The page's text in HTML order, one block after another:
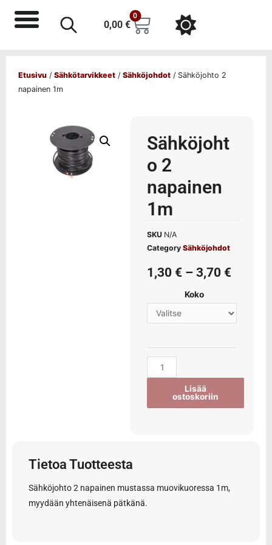
0,00 €
0
Etusivu / Sähkötarvikkeet / Sähköjohdot / Sähköjohto 2
napainen 1m
Sähköjoht
o 2
napainen
1m
SKU N/A
Category Sähköjohdot
1,30 € – 3,70 €
Koko
Lisää
ostoskoriin
Tietoa Tuotteesta
Sähköjohto 2 napainen mustassa muovikuoressa 1m,
myydään yhtenäisenä pätkänä.